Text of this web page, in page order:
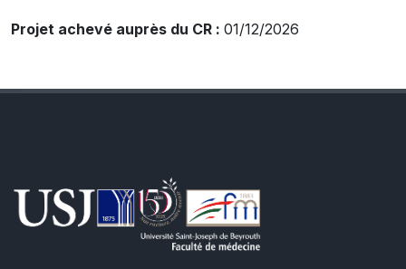
Projet achevé auprès du CR : 01/12/2026